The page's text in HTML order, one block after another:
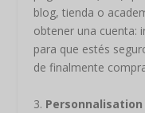
blog, tienda o
obtener una cuenta:
para que estés
de finalmente
3.